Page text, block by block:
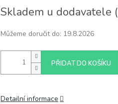
cena:
Skladem u dodavatele (
Můžeme doručit do: 19.8.2026
PŘIDAT DO KOŠÍKU
Detailní informace